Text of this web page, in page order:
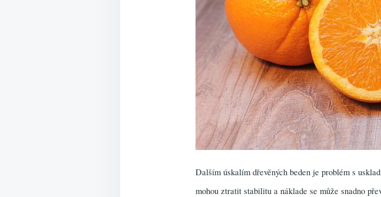
Dalším úskalím dřevěných beden je problém s
mohou ztratit stabilitu a náklade se může snadno